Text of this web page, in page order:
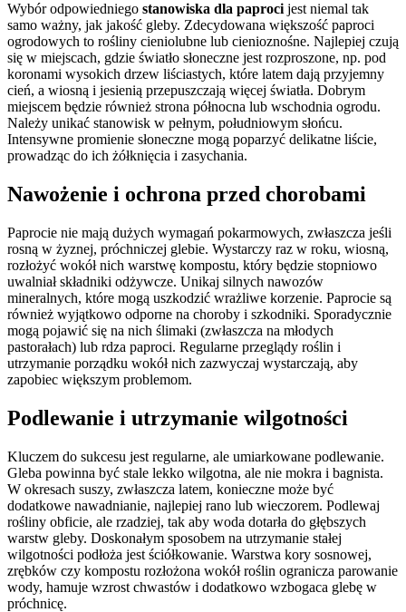
Wybór odpowiedniego stanowiska dla paproci jest niemal tak
samo ważny, jak jakość gleby. Zdecydowana większość paproci
ogrodowych to rośliny cieniolubne lub cienioznośne. Najlepiej czują
się w miejscach, gdzie światło słoneczne jest rozproszone, np. pod
koronami wysokich drzew liściastych, które latem dają przyjemny
cień, a wiosną i jesienią przepuszczają więcej światła. Dobrym
miejscem będzie również strona północna lub wschodnia ogrodu.
Należy unikać stanowisk w pełnym, południowym słońcu.
Intensywne promienie słoneczne mogą poparzyć delikatne liście,
prowadząc do ich żółknięcia i zasychania.
Nawożenie i ochrona przed chorobami
Paprocie nie mają dużych wymagań pokarmowych, zwłaszcza jeśli
rosną w żyznej, próchniczej glebie. Wystarczy raz w roku, wiosną,
rozłożyć wokół nich warstwę kompostu, który będzie stopniowo
uwalniał składniki odżywcze. Unikaj silnych nawozów
mineralnych, które mogą uszkodzić wrażliwe korzenie. Paprocie są
również wyjątkowo odporne na choroby i szkodniki. Sporadycznie
mogą pojawić się na nich ślimaki (zwłaszcza na młodych
pastorałach) lub rdza paproci. Regularne przeglądy roślin i
utrzymanie porządku wokół nich zazwyczaj wystarczają, aby
zapobiec większym problemom.
Podlewanie i utrzymanie wilgotności
Kluczem do sukcesu jest regularne, ale umiarkowane podlewanie.
Gleba powinna być stale lekko wilgotna, ale nie mokra i bagnista.
W okresach suszy, zwłaszcza latem, konieczne może być
dodatkowe nawadnianie, najlepiej rano lub wieczorem. Podlewaj
rośliny obficie, ale rzadziej, tak aby woda dotarła do głębszych
warstw gleby. Doskonałym sposobem na utrzymanie stałej
wilgotności podłoża jest ściółkowanie. Warstwa kory sosnowej,
zrębków czy kompostu rozłożona wokół roślin ogranicza parowanie
wody, hamuje wzrost chwastów i dodatkowo wzbogaca glebę w
próchnicę.